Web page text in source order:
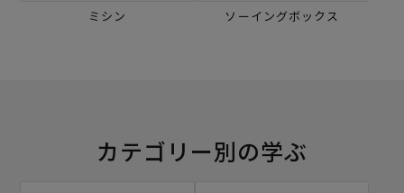
ミシン ソーイングボックス
カテゴリー別の学ぶ